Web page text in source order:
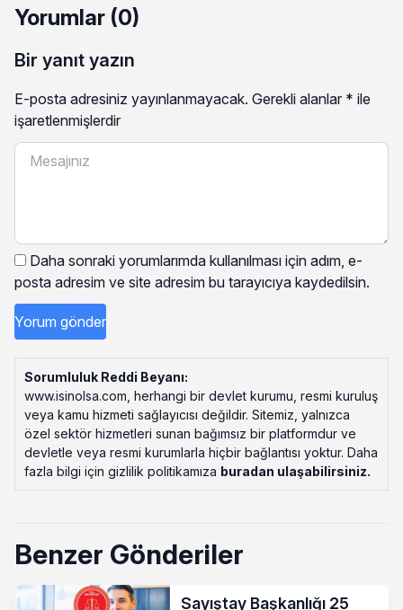
Yorumlar (0)
Bir yanıt yazın
E-posta adresiniz yayınlanmayacak. Gerekli alanlar * ile
işaretlenmişlerdir
Daha sonraki yorumlarımda kullanılması için adım, e-
posta adresim ve site adresim bu tarayıcıya kaydedilsin.
Sorumluluk Reddi Beyanı:
www.isinolsa.com, herhangi bir devlet kurumu, resmi kuruluş
veya kamu hizmeti sağlayıcısı değildir. Sitemiz, yalnızca
özel sektör hizmetleri sunan bağımsız bir platformdur ve
devletle veya resmi kurumlarla hiçbir bağlantısı yoktur. Daha
fazla bilgi için gizlilik politikamıza buradan ulaşabilirsiniz.
Benzer Gönderiler
Sayıştay Başkanlığı 25